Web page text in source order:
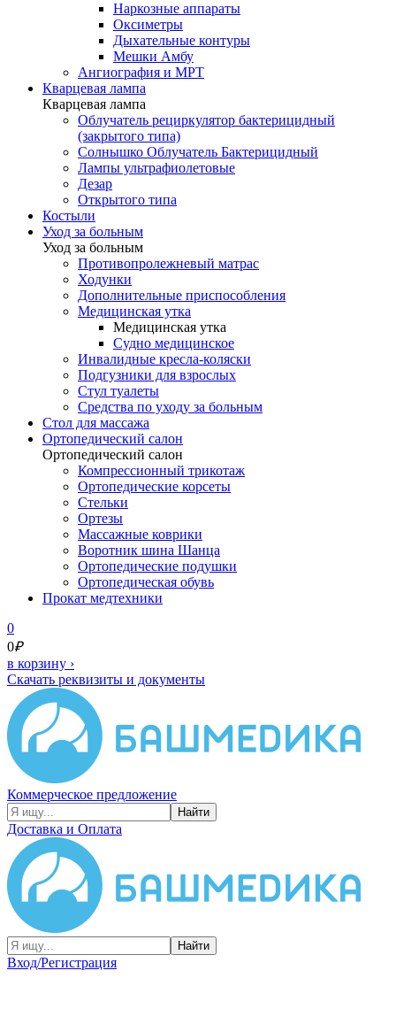
Наркозные аппараты
Оксиметры
Дыхательные контуры
Мешки Амбу
Ангиография и МРТ
Кварцевая лампа
Кварцевая лампа
Облучатель рециркулятор бактерицидный
(закрытого типа)
Солнышко Облучатель Бактерицидный
Лампы ультрафиолетовые
Дезар
Открытого типа
Костыли
Уход за больным
Уход за больным
Противопролежневый матрас
Ходунки
Дополнительные приспособления
Медицинская утка
Медицинская утка
Судно медицинское
Инвалидные кресла-коляски
Подгузники для взрослых
Стул туалеты
Средства по уходу за больным
Cтол для массажа
Ортопедический салон
Ортопедический салон
Компрессионный трикотаж
Ортопедические корсеты
Стельки
Ортезы
Массажные коврики
Воротник шина Шанца
Ортопедические подушки
Ортопедическая обувь
Прокат медтехники
0
0₽
в корзину ›
Скачать реквизиты и документы
Коммерческое предложение
Найти
Доставка и Оплата
Найти
Вход/Регистрация